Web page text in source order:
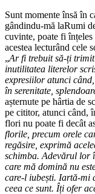
Sunt momente însă în
gândindu-mă laRumi
cuvinte, poate fi
acestea lecturând cele
„Ar fi trebuit să-ți
inutilitatea literelor
expresiilor atunci
în serenitate,
așternute pe hârtia de
pe cititor, atunci când,
flori nu poate fi decât
florile, precum orele
regăsire, exprimă
schimba. Adevărul lor
care mă domină nu
care-l iubești. Iartă-mi
ceea ce sunt. Îți ofer